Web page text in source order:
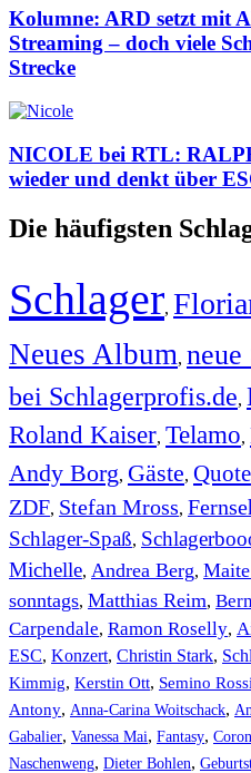
Kolumne: ARD setzt mit
Streaming – doch viele
Strecke
NICOLE bei RTL:
wieder und denkt über
Die häufigsten
Schlager,
Neues Album, neue
bei Schlagerprofis.de,
Roland Kaiser, Telamo,
Andy Borg, Gäste, Quote
ZDF, Stefan Mross,
Schlager-Spaß,
Michelle, Andrea Berg,
sonntags, Matthias Reim,
Carpendale, Ramon Roselly,
ESC, Konzert, Christin Stark,
Kimmig, Kerstin Ott, Semino Rossi
Antony, Anna-Carina Woitschack,
Gabalier, Vanessa Mai, Fantasy,
Naschenweng, Dieter Bohlen,